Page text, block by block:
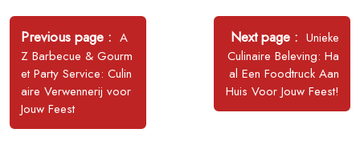
Bericht
navigatie
Previous page
Older
Posts
A
Z Barbecue & Gourm
et Party Service: Culin
aire Verwennerij voor
Jouw Feest
Next page
Newer
Posts
Unieke
Culinaire Beleving: Ha
al Een Foodtruck Aan
Huis Voor Jouw Feest!